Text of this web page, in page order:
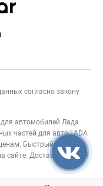
согласно закону
для автомобилей Лада.
частей для авто LADA
Быстрый подбор и
сайте. Доставка по всей